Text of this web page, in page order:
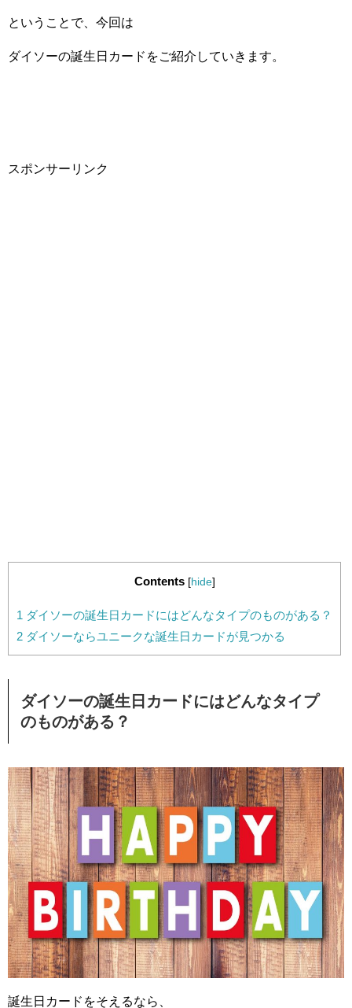
ということで、今回は
ダイソーの誕生日カードをご紹介していきます。
スポンサーリンク
Contents [hide]
1 ダイソーの誕生日カードにはどんなタイプのものがある？
2 ダイソーならユニークな誕生日カードが見つかる
ダイソーの誕生日カードにはどんなタイプ
のものがある？
誕生日カードをそえるなら、